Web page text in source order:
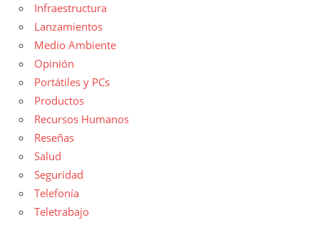
Infraestructura
Lanzamientos
Medio Ambiente
Opinión
Portátiles y PCs
Productos
Recursos Humanos
Reseñas
Salud
Seguridad
Telefonía
Teletrabajo